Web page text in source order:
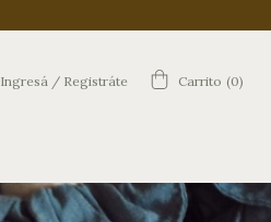
Ingresá / Registráte Carrito (0)